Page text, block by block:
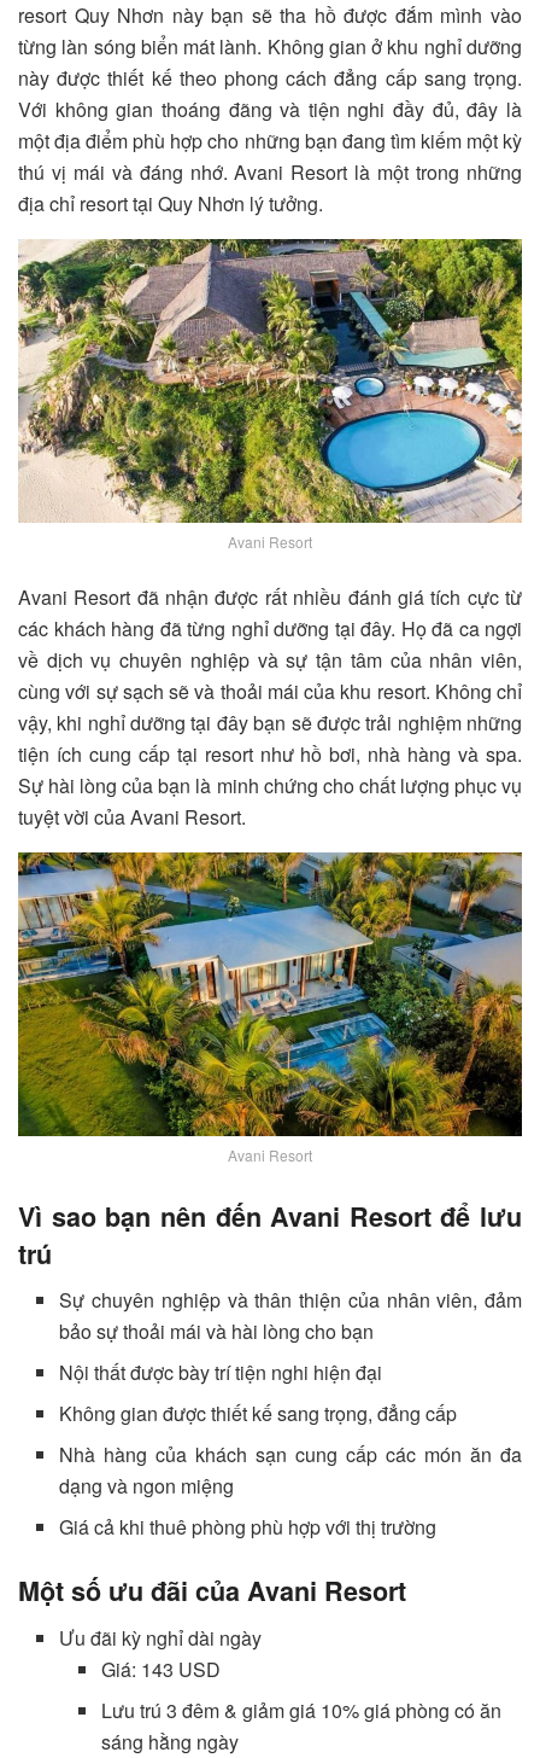
resort Quy Nhơn này bạn sẽ tha hồ được đắm mình vào
từng làn sóng biển mát lành. Không gian ở khu nghỉ dưỡng
này được thiết kế theo phong cách đẳng cấp sang trọng.
Với không gian thoáng đãng và tiện nghi đầy đủ, đây là
một địa điểm phù hợp cho những bạn đang tìm kiếm một kỳ
thú vị mái và đáng nhớ. Avani Resort là một trong những
địa chỉ resort tại Quy Nhơn lý tưởng.
Avani Resort
Avani Resort đã nhận được rất nhiều đánh giá tích cực từ
các khách hàng đã từng nghỉ dưỡng tại đây. Họ đã ca ngợi
về dịch vụ chuyên nghiệp và sự tận tâm của nhân viên,
cùng với sự sạch sẽ và thoải mái của khu resort. Không chỉ
vậy, khi nghỉ dưỡng tại đây bạn sẽ được trải nghiệm những
tiện ích cung cấp tại resort như hồ bơi, nhà hàng và spa.
Sự hài lòng của bạn là minh chứng cho chất lượng phục vụ
tuyệt vời của Avani Resort.
Avani Resort
Vì sao bạn nên đến Avani Resort để lưu
trú
Sự chuyên nghiệp và thân thiện của nhân viên, đảm
bảo sự thoải mái và hài lòng cho bạn
Nội thất được bày trí tiện nghi hiện đại
Không gian được thiết kế sang trọng, đẳng cấp
Nhà hàng của khách sạn cung cấp các món ăn đa
dạng và ngon miệng
Giá cả khi thuê phòng phù hợp với thị trường
Một số ưu đãi của Avani Resort
Ưu đãi kỳ nghỉ dài ngày
Giá: 143 USD
Lưu trú 3 đêm & giảm giá 10% giá phòng có ăn
sáng hằng ngày